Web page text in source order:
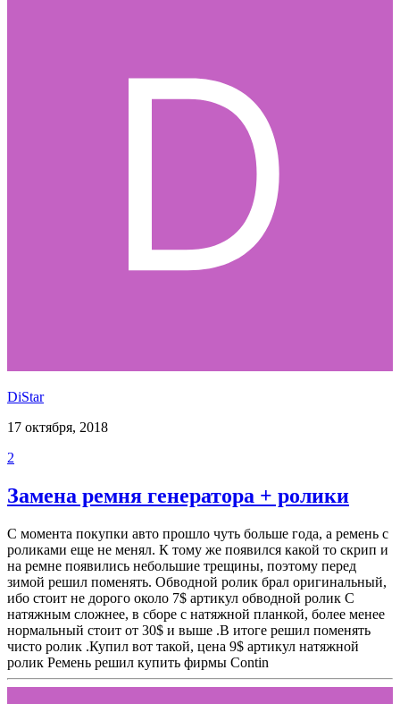
DiStar
17 октября, 2018
2
Замена ремня генератора + ролики
С момента покупки авто прошло чуть больше года, а ремень с
роликами еще не менял. К тому же появился какой то скрип и
на ремне появились небольшие трещины, поэтому перед
зимой решил поменять. Обводной ролик брал оригинальный,
ибо стоит не дорого около 7$ артикул обводной ролик С
натяжным сложнее, в сборе с натяжной планкой, более менее
нормальный стоит от 30$ и выше .В итоге решил поменять
чисто ролик .Купил вот такой, цена 9$ артикул натяжной
ролик Ремень решил купить фирмы Contin